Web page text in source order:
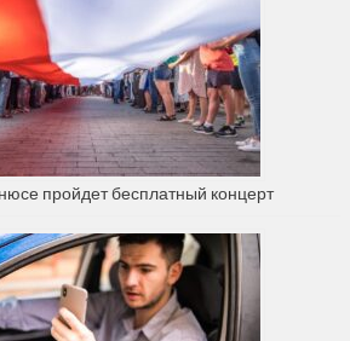
пройдет бесплатный концерт